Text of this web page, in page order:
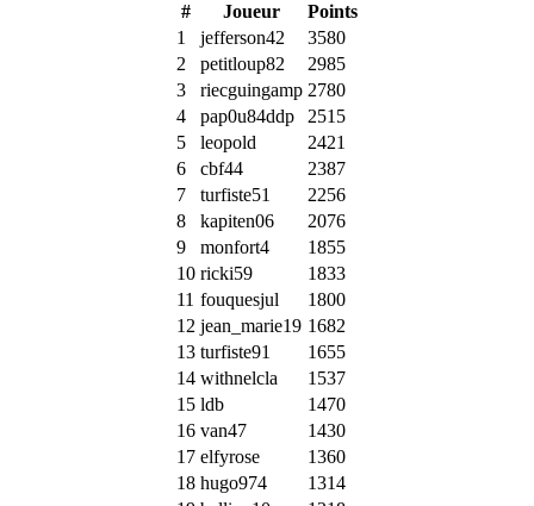
# Joueur
Points
1
jefferson42
3580
2
petitloup82
2985
3
riecguingamp 2780
4
pap0u84ddp
2515
5
leopold
2421
6
cbf44
2387
7
turfiste51
2256
8
kapiten06
2076
9
monfort4
1855
10 ricki59
1833
11 fouquesjul
1800
12 jean_marie19 1682
13 turfiste91
1655
14 withnelcla
1537
15 ldb
1470
16 van47
1430
17 elfyrose
1360
18 hugo974
1314